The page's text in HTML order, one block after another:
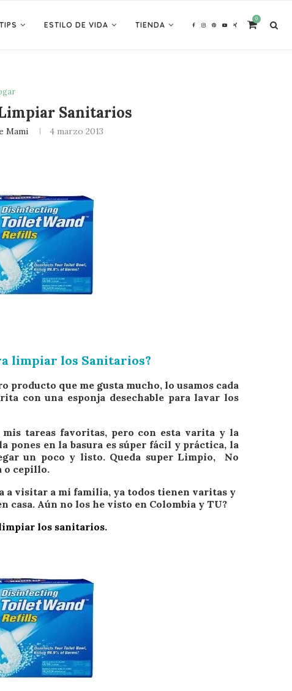
ESTILO DE VIDA TIENDA
0
Sanitarios
Mami 4 marzo 2013
limpiar los Sanitarios?
que me gusta mucho, lo usamos cada
con una esponja desechable para lavar los
tareas favoritas, pero con esta varita y la
pones en la basura es súper fácil y práctica, la
un poco y listo. Queda super Limpio, No
o cepillo.
a visitar a mi familia, ya todos tienen varitas y
casa. Aún no los he visto en Colombia y TU?
los sanitarios.